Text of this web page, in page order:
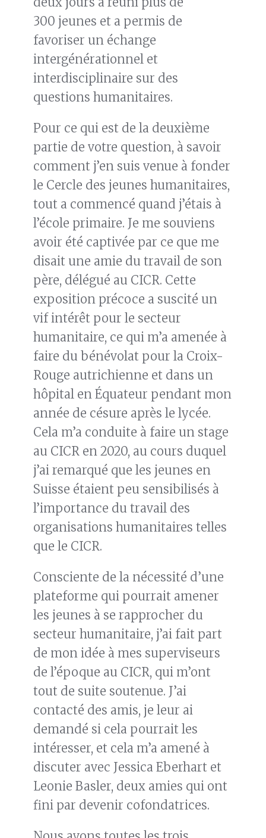
300 jeunes et a permis de
favoriser un échange
intergénérationnel et
interdisciplinaire sur des
questions humanitaires.
Pour ce qui est de la deuxième
partie de votre question, à savoir
comment j’en suis venue à fonder
le Cercle des jeunes humanitaires,
tout a commencé quand j’étais à
l’école primaire. Je me souviens
avoir été captivée par ce que me
disait une amie du travail de son
père, délégué au CICR. Cette
exposition précoce a suscité un
vif intérêt pour le secteur
humanitaire, ce qui m’a amenée à
faire du bénévolat pour la Croix-
Rouge autrichienne et dans un
hôpital en Équateur pendant mon
année de césure après le lycée.
Cela m’a conduite à faire un stage
au CICR en 2020, au cours duquel
j’ai remarqué que les jeunes en
Suisse étaient peu sensibilisés à
l’importance du travail des
organisations humanitaires telles
que le CICR.
Consciente de la nécessité d’une
plateforme qui pourrait amener
les jeunes à se rapprocher du
secteur humanitaire, j’ai fait part
de mon idée à mes superviseurs
de l’époque au CICR, qui m’ont
tout de suite soutenue. J’ai
contacté des amis, je leur ai
demandé si cela pourrait les
intéresser, et cela m’a amené à
discuter avec Jessica Eberhart et
Leonie Basler, deux amies qui ont
fini par devenir cofondatrices.